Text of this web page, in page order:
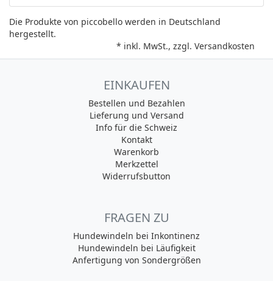
Die Produkte von piccobello werden in Deutschland
hergestellt.
* inkl. MwSt., zzgl. Versandkosten
EINKAUFEN
Bestellen und Bezahlen
Lieferung und Versand
Info für die Schweiz
Kontakt
Warenkorb
Merkzettel
Widerrufsbutton
FRAGEN ZU
Hundewindeln bei Inkontinenz
Hundewindeln bei Läufigkeit
Anfertigung von Sondergrößen